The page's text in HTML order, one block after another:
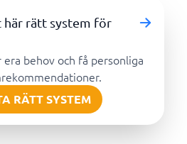
här rätt system för
behov och få personliga
RÄTT SYSTEM